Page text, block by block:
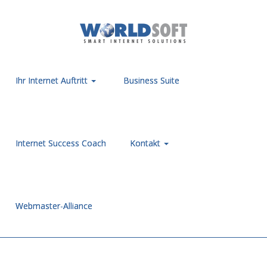
Ihr Internet Auftritt Business Suite
Internet Success Coach Kontakt
Webmaster-Alliance